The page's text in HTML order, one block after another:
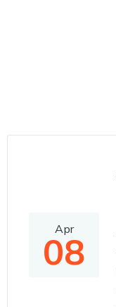
Apr
08